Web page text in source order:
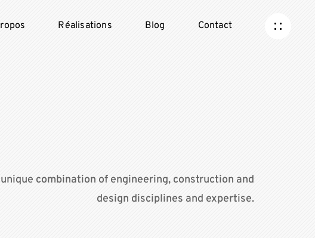
Réalisations Blog Contact
combination of engineering, construction and
design disciplines and expertise.